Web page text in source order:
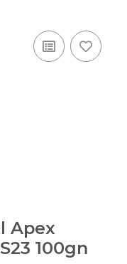
Apex
100gn